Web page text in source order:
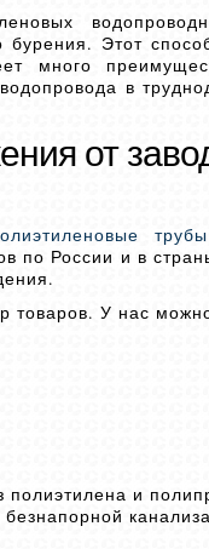
бурения. Этот
много
в
от
трубы
по России и в
товаров. У нас
полиэтилена и